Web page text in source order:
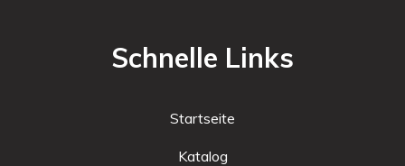
Schnelle Links
Startseite
Katalog